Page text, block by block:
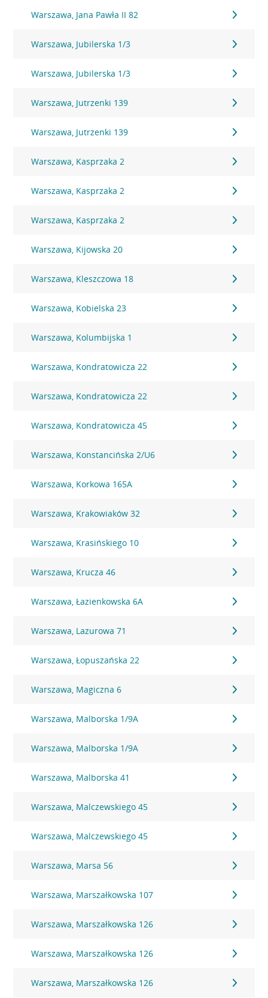
Warszawa, Jana Pawła II 82
Warszawa, Jubilerska 1/3
Warszawa, Jubilerska 1/3
Warszawa, Jutrzenki 139
Warszawa, Jutrzenki 139
Warszawa, Kasprzaka 2
Warszawa, Kasprzaka 2
Warszawa, Kasprzaka 2
Warszawa, Kijowska 20
Warszawa, Kleszczowa 18
Warszawa, Kobielska 23
Warszawa, Kolumbijska 1
Warszawa, Kondratowicza 22
Warszawa, Kondratowicza 22
Warszawa, Kondratowicza 45
Warszawa, Konstancińska 2/U6
Warszawa, Korkowa 165A
Warszawa, Krakowiaków 32
Warszawa, Krasińskiego 10
Warszawa, Krucza 46
Warszawa, Łazienkowska 6A
Warszawa, Lazurowa 71
Warszawa, Łopuszańska 22
Warszawa, Magiczna 6
Warszawa, Malborska 1/9A
Warszawa, Malborska 1/9A
Warszawa, Malborska 41
Warszawa, Malczewskiego 45
Warszawa, Malczewskiego 45
Warszawa, Marsa 56
Warszawa, Marszałkowska 107
Warszawa, Marszałkowska 126
Warszawa, Marszałkowska 126
Warszawa, Marszałkowska 126